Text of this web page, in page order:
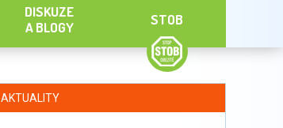
DISKUZE
A BLOGY
STOB
AKTUALITY